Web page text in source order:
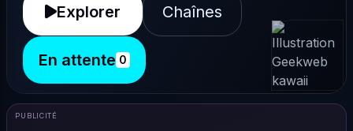
Explorer Chaînes
En attente 0
PUBLICITÉ